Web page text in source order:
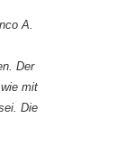
A.
Der
mit
Die